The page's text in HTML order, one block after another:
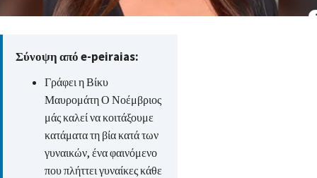
Σύνοψη από e-peiraias:
Γράφει η Βίκυ
Μαυρομάτη Ο Νοέμβριος
μάς καλεί να κοιτάξουμε
κατάματα τη βία κατά των
γυναικών, ένα φαινόμενο
που πλήττει γυναίκες κάθε